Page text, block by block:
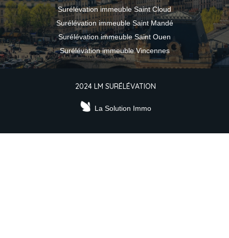
Surélévation immeuble Saint Cloud
Surélévation immeuble Saint Mandé
Surélévation immeuble Saint Ouen
Surélévation immeuble Vincennes
2024 LM SURÉLÉVATION
La Solution Immo